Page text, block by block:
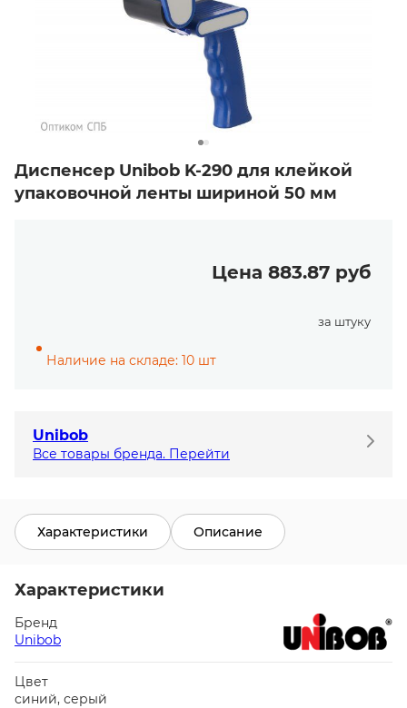
Диспенсер Unibob K-290 для клейкой
упаковочной ленты шириной 50 мм
Цена 883.87 руб
за штуку
Наличие на складе: 10 шт
Unibob
Все товары бренда. Перейти
Характеристики Описание
Характеристики
Бренд
Unibob
Цвет
синий, серый